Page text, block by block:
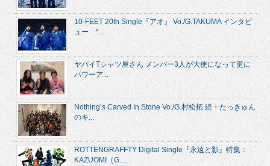
10-FEET 20th Single『アオ』 Vo./G.TAKUMA インタビ
ュー “...
ヤバイTシャツ屋さん メンバー3人が大使になって更に
パワーア...
Nothing’s Carved In Stone Vo./G.村松拓 続・たっきゅん
のキ...
ROTTENGRAFFTY Digital Single『永遠と影』特集：
KAZUOMI（G....